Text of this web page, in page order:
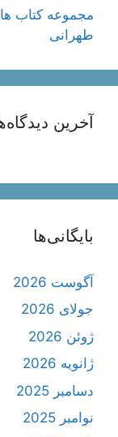
مجموعه کتاب
طهرانی
آخرین
بایگانی‌ها
آگوست 2026
جولای 2026
ژوئن 2026
ژانویه 2026
دسامبر 2025
نوامبر 2025